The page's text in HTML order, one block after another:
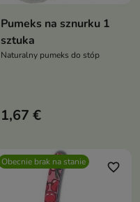
Pumeks na sznurku 1
sztuka
Naturalny pumeks do stóp
1,67 €
Obecnie brak na stanie favorite_border